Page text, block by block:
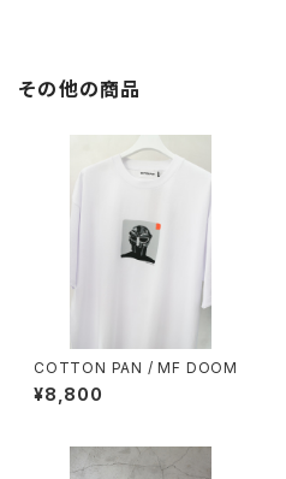
その他の商品
COTTON PAN / MF DOOM
¥8,800